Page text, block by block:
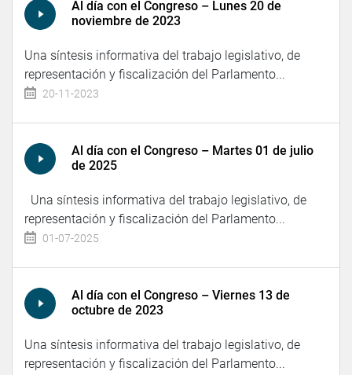
Al día con el Congreso – Lunes 20 de
noviembre de 2023
Una síntesis informativa del trabajo legislativo, de
representación y fiscalización del Parlamento...
20-11-2023
Al día con el Congreso – Martes 01 de julio
de 2025
Una síntesis informativa del trabajo legislativo, de
representación y fiscalización del Parlamento...
01-07-2025
Al día con el Congreso – Viernes 13 de
octubre de 2023
Una síntesis informativa del trabajo legislativo, de
representación y fiscalización del Parlamento...